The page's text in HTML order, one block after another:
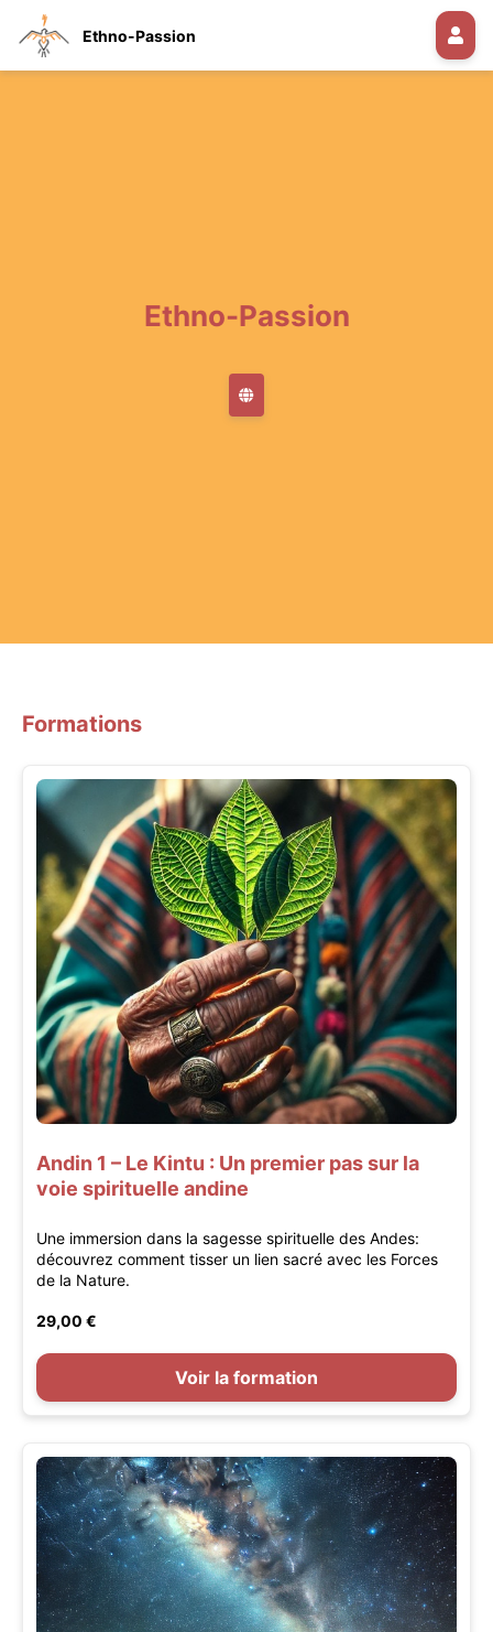
Ethno-Passion
Ethno-Passion
Formations
Andin 1 – Le Kintu : Un premier pas sur la
voie spirituelle andine
Une immersion dans la sagesse spirituelle des Andes:
découvrez comment tisser un lien sacré avec les Forces
de la Nature.
29,00 €
Voir la formation